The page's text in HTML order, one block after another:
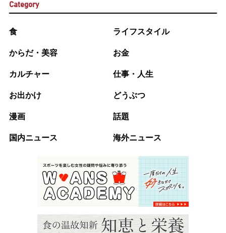
Category
食 ライフスタイル
からだ・美容 お金
カルチャー 仕事・人生
お出かけ どうぶつ
漫画 話題
国内ニュース 海外ニュース